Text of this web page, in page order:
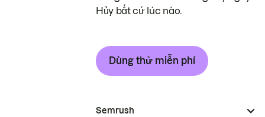
Hủy bất cứ lúc nào.
Dùng thử miễn phí
Semrush